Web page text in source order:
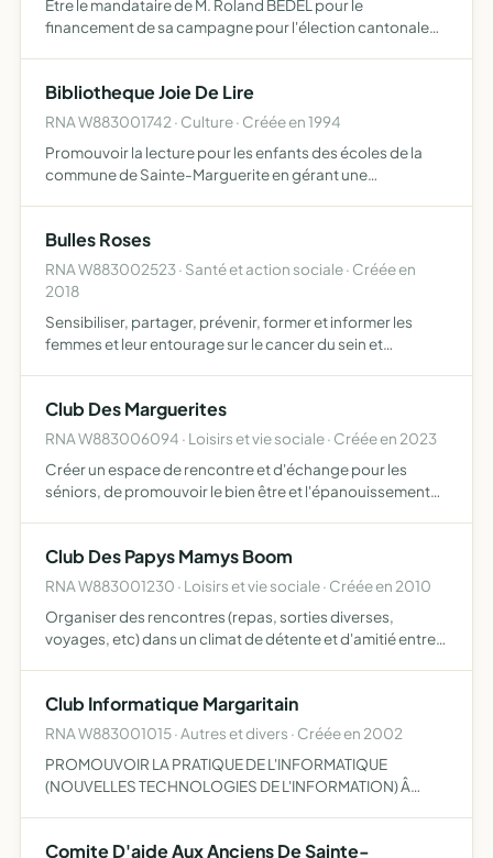
Être le mandataire de M. Roland BEDEL pour le
financement de sa campagne pour l'élection cantonale
Bibliotheque Joie De Lire
RNA W883001742 · Culture · Créée en 1994
Promouvoir la lecture pour les enfants des écoles de la
commune de Sainte-Marguerite en gérant une
des man…
Bulles Roses
RNA W883002523 · Santé et action sociale · Créée en
2018
Sensibiliser, partager, prévenir, former et informer les
femmes et leur entourage sur le cancer du sein et
l…
Club Des Marguerites
RNA W883006094 · Loisirs et vie sociale · Créée en 2023
Créer un espace de rencontre et d'échange pour les
séniors, de promouvoir le bien être et l'épanouissement
Club Des Papys Mamys Boom
RNA W883001230 · Loisirs et vie sociale · Créée en 2010
Organiser des rencontres (repas, sorties diverses,
voyages, etc) dans un climat de détente et d'amitié entre
Club Informatique Margaritain
RNA W883001015 · Autres et divers · Créée en 2002
PROMOUVOIR LA PRATIQUE DE L'INFORMATIQUE
(NOUVELLES TECHNOLOGIES DE L'INFORMATION) Â
Comite D'aide Aux Anciens De Sainte-